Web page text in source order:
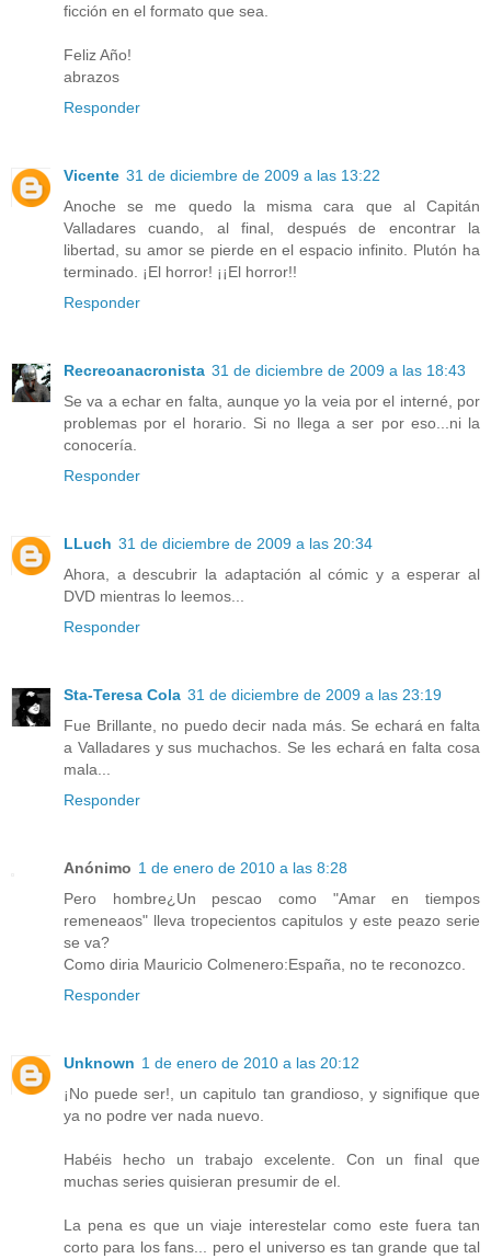
ficción en el formato que sea.
Feliz Año!
abrazos
Responder
Vicente 31 de diciembre de 2009 a las 13:22
Anoche se me quedo la misma cara que al Capitán
Valladares cuando, al final, después de encontrar la
libertad, su amor se pierde en el espacio infinito. Plutón ha
terminado. ¡El horror! ¡¡El horror!!
Responder
Recreoanacronista 31 de diciembre de 2009 a las 18:43
Se va a echar en falta, aunque yo la veia por el interné, por
problemas por el horario. Si no llega a ser por eso...ni la
conocería.
Responder
LLuch 31 de diciembre de 2009 a las 20:34
Ahora, a descubrir la adaptación al cómic y a esperar al
DVD mientras lo leemos...
Responder
Sta-Teresa Cola 31 de diciembre de 2009 a las 23:19
Fue Brillante, no puedo decir nada más. Se echará en falta
a Valladares y sus muchachos. Se les echará en falta cosa
mala...
Responder
Anónimo 1 de enero de 2010 a las 8:28
Pero hombre¿Un pescao como "Amar en tiempos
remeneaos" lleva tropecientos capitulos y este peazo serie
se va?
Como diria Mauricio Colmenero:España, no te reconozco.
Responder
Unknown 1 de enero de 2010 a las 20:12
¡No puede ser!, un capitulo tan grandioso, y signifique que
ya no podre ver nada nuevo.
Habéis hecho un trabajo excelente. Con un final que
muchas series quisieran presumir de el.
La pena es que un viaje interestelar como este fuera tan
corto para los fans... pero el universo es tan grande que tal